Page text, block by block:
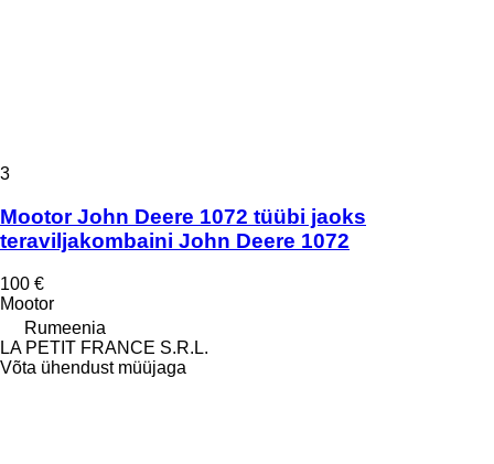
3
Mootor John Deere 1072 tüübi jaoks
teraviljakombaini John Deere 1072
100 €
Mootor
Rumeenia
LA PETIT FRANCE S.R.L.
Võta ühendust müüjaga